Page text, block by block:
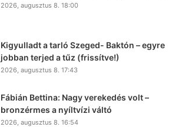
2026, augusztus 8. 18:00
Kigyulladt a tarló Szeged- Baktón – egyre
jobban terjed a tűz (frissítve!)
2026, augusztus 8. 17:43
Fábián Bettina: Nagy verekedés volt –
bronzérmes a nyíltvízi váltó
2026, augusztus 8. 16:54